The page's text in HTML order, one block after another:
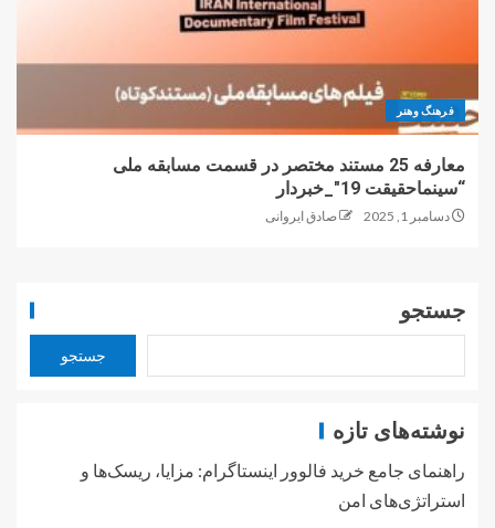
فرهنگ وهنر
معارفه 25 مستند مختصر در قسمت مسابقه ملی
“سینماحقیقت 19″_خبردار
دسامبر 1, 2025 صادق ایروانی
جستجو
جستجو
نوشته‌های تازه
راهنمای جامع خرید فالوور اینستاگرام: مزایا، ریسک‌ها و
استراتژی‌های امن